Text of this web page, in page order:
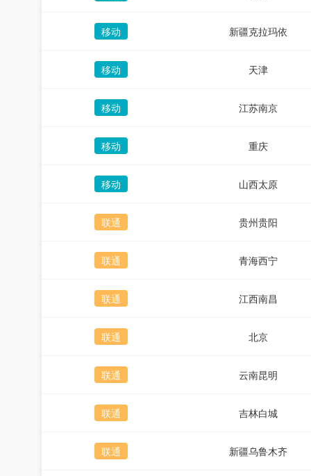
移动 新疆克拉玛依
移动 天津
移动 江苏南京
移动 重庆
移动 山西太原
联通 贵州贵阳
联通 青海西宁
联通 江西南昌
联通 北京
联通 云南昆明
联通 吉林白城
联通 新疆乌鲁木齐